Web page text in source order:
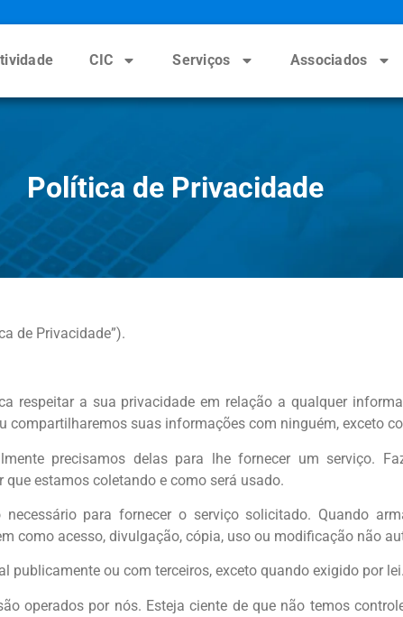
CIC Serviços Associados
Política de Privacidade
de Privacidade”).
respeitar a sua privacidade em relação a qualquer
compartilharemos suas informações com ninguém, exceto
precisamos delas para lhe fornecer um serviço.
estamos coletando e como será usado.
para fornecer o serviço solicitado. Quando
como acesso, divulgação, cópia, uso ou modificação não
ou com terceiros, exceto quando exigido por lei.
operados por nós. Esteja ciente de que não temos